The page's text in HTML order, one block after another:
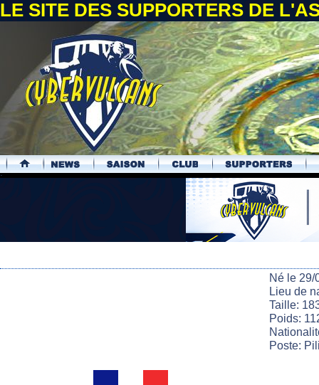
LE SITE DES SUPPORTERS DE
.
Né le 29/
Lieu de
Taille:
Poids:
Poste: